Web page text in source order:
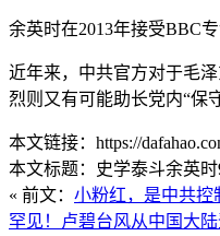
余英时在2013年接受BBC
近年来，中共官方对于毛
烈则又有可能助长党内“保
本文链接：https://
本文标题：史学泰斗余英
« 前文： 小粉红，是中共控
罕见！卢碧台风从中国大